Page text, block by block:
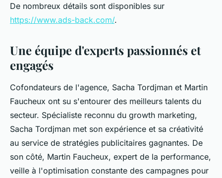
De nombreux détails sont disponibles sur
https://www.ads-back.com/.
Une équipe d'experts passionnés et
engagés
Cofondateurs de l'agence, Sacha Tordjman et Martin
Faucheux ont su s'entourer des meilleurs talents du
secteur. Spécialiste reconnu du growth marketing,
Sacha Tordjman met son expérience et sa créativité
au service de stratégies publicitaires gagnantes. De
son côté, Martin Faucheux, expert de la performance,
veille à l'optimisation constante des campagnes pour